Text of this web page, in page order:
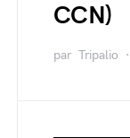
CCN)
par Tripalio